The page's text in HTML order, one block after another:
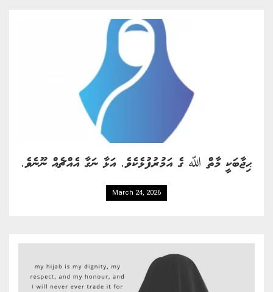
ޙިޖާބަކީ މާތް ﷲ ގެ އަމުރުފުޅެކެވެ. އަޅާ ނަގާ އެއްޗެއް ނޫނެވެ.
March 24, 2026